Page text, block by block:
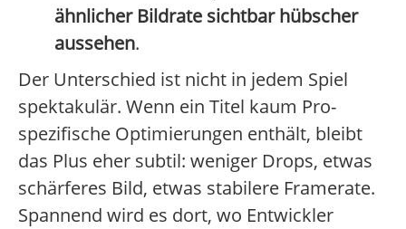
ähnlicher Bildrate sichtbar hübscher
aussehen.
Der Unterschied ist nicht in jedem Spiel
spektakulär. Wenn ein Titel kaum Pro-
spezifische Optimierungen enthält, bleibt
das Plus eher subtil: weniger Drops, etwas
schärferes Bild, etwas stabilere Framerate.
Spannend wird es dort, wo Entwickler